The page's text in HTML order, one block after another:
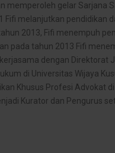
memperoleh gelar Sarjana
Fifi melanjutkan pendidikan
2013, Fifi menempuh
pada tahun 2013 Fifi
dengan Direktorat
di Universitas Wijaya
Khusus Profesi Advokat
Kurator dan Pengurus